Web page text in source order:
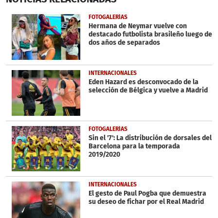
3
minutes,
48
seconds
FOTOGALERÍAS
Hermana de Neymar vuelve con
destacado futbolista brasileño luego de
dos años de separados
INTERNACIONALES
Eden Hazard es desconvocado de la
selección de Bélgica y vuelve a Madrid
FOTOGALERÍAS
Sin el '7': La distribución de dorsales del
Barcelona para la temporada
2019/2020
INTERNACIONALES
El gesto de Paul Pogba que demuestra
su deseo de fichar por el Real Madrid